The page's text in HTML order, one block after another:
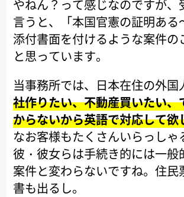
やねん？って感じなのですが、
言うと、「本国官憲の証明ある
添付書面を付けるような案件の
と思っています。
当事務所では、日本在住の外国
社作りたい、不動産買いたい、
からないから英語で対応して欲
なお客様もたくさんいらっしゃ
彼・彼女らは手続き的には一般
案件と変わらないですね。住民
書も出るし。